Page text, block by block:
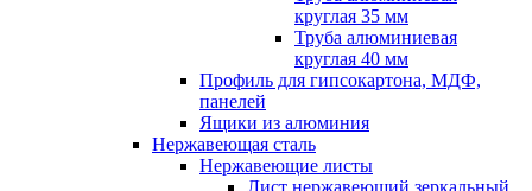
круглая 35 мм
Труба алюминиевая
круглая 40 мм
Профиль для гипсокартона, МДФ,
панелей
Ящики из алюминия
Нержавеющая сталь
Нержавеющие листы
Лист нержавеющий зеркальный